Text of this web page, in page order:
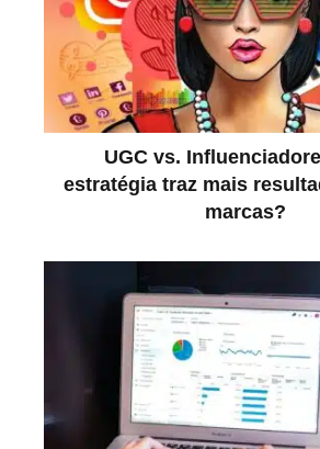
UGC vs.
estratégia traz mais
marcas?